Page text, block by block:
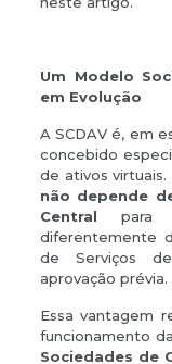
Um Modelo
em Evolução
A SCDAV é, em
concebido
de ativos
não depende
Central para
diferentemente
de Serviços
aprovação prévia.
Essa vantagem
funcionamento
Sociedades de